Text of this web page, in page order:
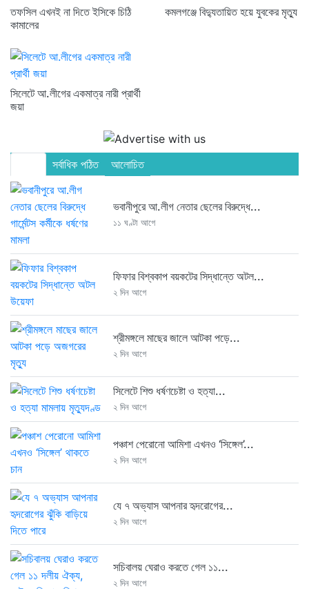
তফসিল এখনই না দিতে ইসিকে চিঠি
কামালের
কমলগঞ্জে বিদ্যুতায়িত হয়ে যুবকের মৃত্যু
সিলেটে আ.লীগের একমাত্র নারী প্রার্থী
জয়া
সর্বাধিক পঠিত আলোচিত
ভবানীপুরে আ.লীগ নেতার ছেলের বিরুদ্ধে...
১১ ঘণ্টা আগে
ফিফার বিশ্বকাপ বয়কটের সিদ্ধান্তে অটল...
২ দিন আগে
শ্রীমঙ্গলে মাছের জালে আটকা পড়ে...
২ দিন আগে
সিলেটে শিশু ধর্ষণচেষ্টা ও হত্যা...
২ দিন আগে
পঞ্চাশ পেরোনো আমিশা এখনও ‘সিঙ্গেল’...
২ দিন আগে
যে ৭ অভ্যাস আপনার হৃদরোগের...
২ দিন আগে
সচিবালয় ঘেরাও করতে গেল ১১...
২ দিন আগে